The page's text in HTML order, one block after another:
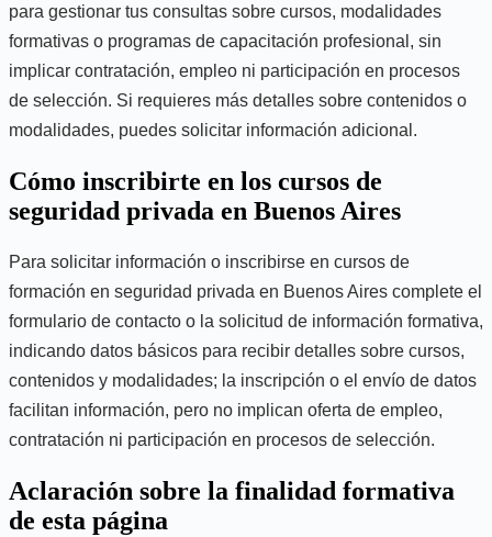
para gestionar tus consultas sobre cursos, modalidades
formativas o programas de capacitación profesional, sin
implicar contratación, empleo ni participación en procesos
de selección. Si requieres más detalles sobre contenidos o
modalidades, puedes solicitar información adicional.
Cómo inscribirte en los cursos de
seguridad privada en Buenos Aires
Para solicitar información o inscribirse en cursos de
formación en seguridad privada en Buenos Aires complete el
formulario de contacto o la solicitud de información formativa,
indicando datos básicos para recibir detalles sobre cursos,
contenidos y modalidades; la inscripción o el envío de datos
facilitan información, pero no implican oferta de empleo,
contratación ni participación en procesos de selección.
Aclaración sobre la finalidad formativa
de esta página